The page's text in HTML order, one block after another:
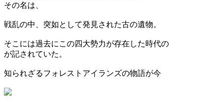
その名は、
戦乱の中、突如として発見された古の遺物。
そこには過去にこの四大勢力が存在した時代の
が記されていた。
知られざるフォレストアイランズの物語が今